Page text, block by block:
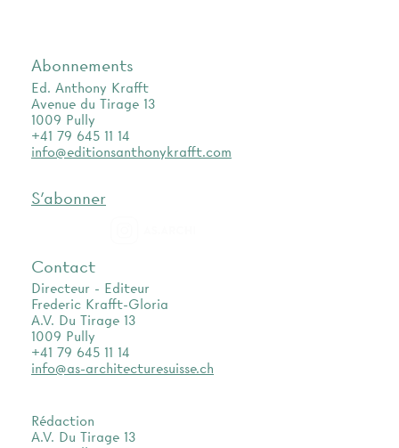
Abonnements
Ed. Anthony Krafft
Avenue du Tirage 13
1009 Pully
+41 79 645 11 14
info@editionsanthonykrafft.com
S'abonner
Contact
Directeur - Editeur
Frederic Krafft-Gloria
A.V. Du Tirage 13
1009 Pully
+41 79 645 11 14
info@as-architecturesuisse.ch
Rédaction
A.V. Du Tirage 13